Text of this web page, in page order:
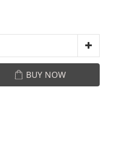
BUY NOW